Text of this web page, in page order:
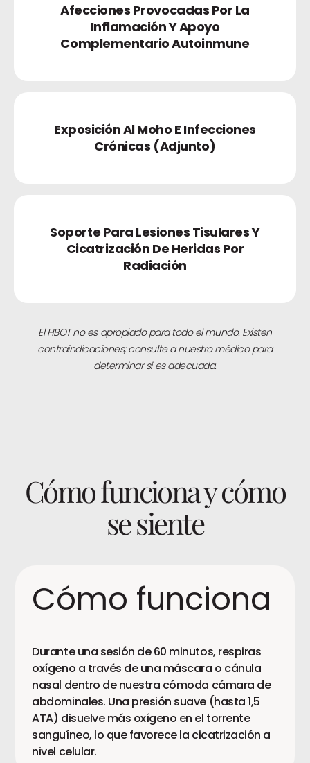
Afecciones Provocadas Por La
Inflamación Y Apoyo
Complementario Autoinmune
Exposición Al Moho E Infecciones
Crónicas (adjunto)
Soporte Para Lesiones Tisulares Y
Cicatrización De Heridas Por
Radiación
El HBOT no es apropiado para todo el mundo. Existen
contraindicaciones; consulte a nuestro médico para
determinar si es adecuada.
Cómo funciona y cómo
se siente
Cómo funciona
Durante una sesión de 60 minutos, respiras
oxígeno a través de una máscara o cánula
nasal dentro de nuestra cómoda cámara de
abdominales. Una presión suave (hasta 1,5
ATA) disuelve más oxígeno en el torrente
sanguíneo, lo que favorece la cicatrización a
nivel celular.